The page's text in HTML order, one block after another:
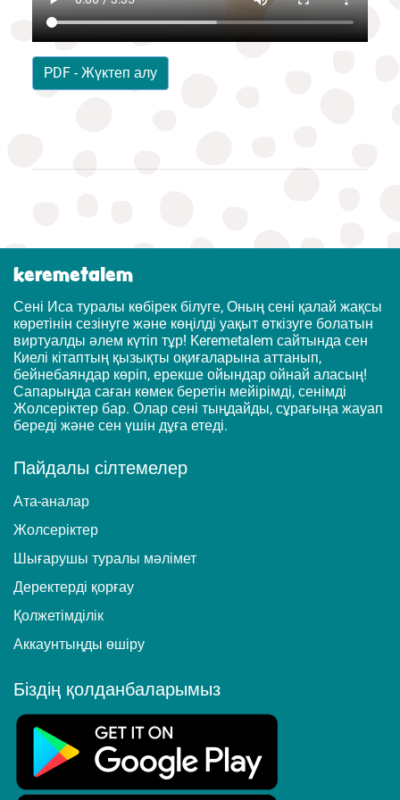
PDF - Жүктеп алу
keremetalem
Сені Иса туралы көбірек білуге, Оның сені қалай жақсы
көретінін сезінуге және көңілді уақыт өткізуге болатын
виртуалды әлем күтіп тұр! Keremetalem сайтында сен
Киелі кітаптың қызықты оқиғаларына аттанып,
бейнебаяндар көріп, ерекше ойындар ойнай аласың!
Сапарыңда саған көмек беретін мейірімді, сенімді
Жолсеріктер бар. Олар сені тыңдайды, сұрағыңа жауап
береді және сен үшін дұға етеді.
Пайдалы сілтемелер
Ата-аналар
Жолсеріктер
Шығарушы туралы мәлімет
Деректерді қорғау
Қолжетімділік
Аккаунтыңды өшіру
Біздің қолданбаларымыз